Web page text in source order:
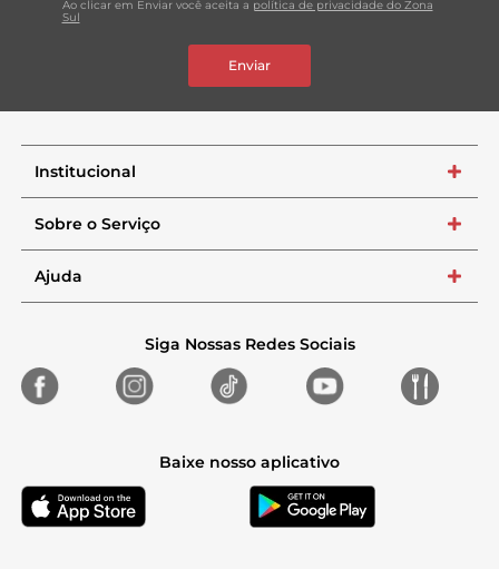
Ao clicar em Enviar você aceita a política de privacidade do Zona
Sul
Enviar
Institucional +
Sobre o Serviço +
Ajuda +
Siga Nossas Redes Sociais
Baixe nosso aplicativo